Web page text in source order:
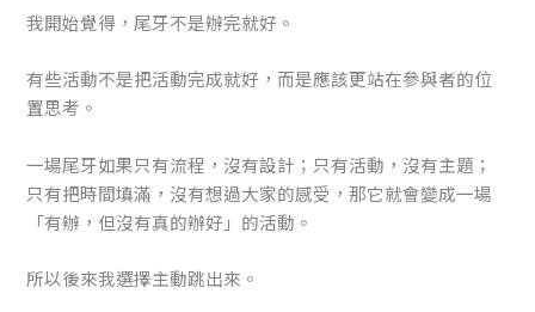
我開始覺得，尾牙不是辦完就好。
有些活動不是把活動完成就好，而是應該更站在參與者的位
置思考。
一場尾牙如果只有流程，沒有設計；只有活動，沒有主題；
只有把時間填滿，沒有想過大家的感受，那它就會變成一場
「有辦，但沒有真的辦好」的活動。
所以後來我選擇主動跳出來。